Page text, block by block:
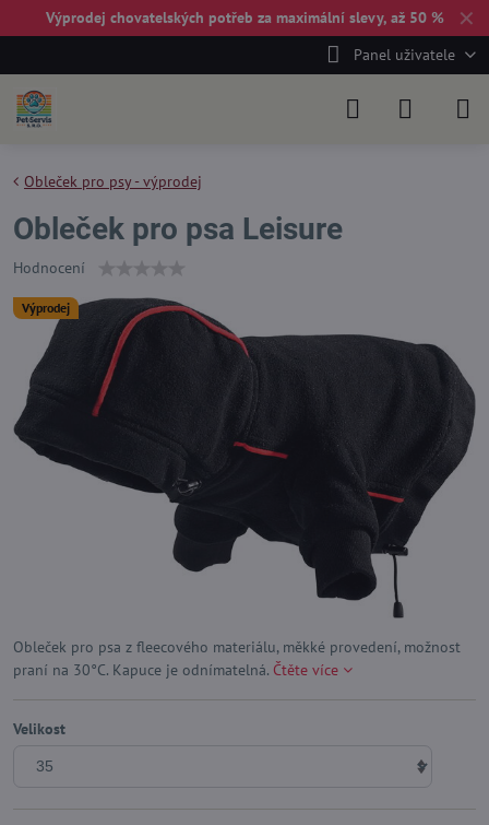
✕
Výprodej chovatelských potřeb za maximální slevy, až 50 %
Panel uživatele
Výprodej
Obleček pro psy - výprodej
Obleček pro psa Leisure
Hodnocení
Obleček pro psa z fleecového materiálu, měkké provedení, možnost
praní na 30°C. Kapuce je odnímatelná. Čtěte více
Velikost